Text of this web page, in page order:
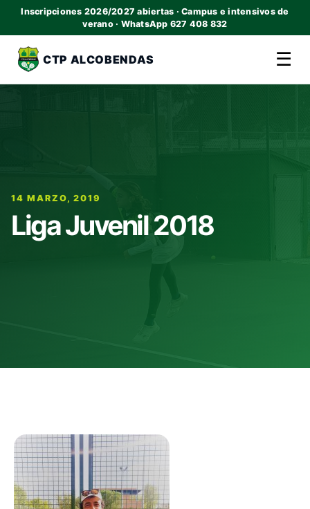
Inscripciones 2026/2027 abiertas · Campus e intensivos de
verano · WhatsApp 627 408 832
CTP ALCOBENDAS ☰
14 MARZO, 2019
Liga Juvenil 2018